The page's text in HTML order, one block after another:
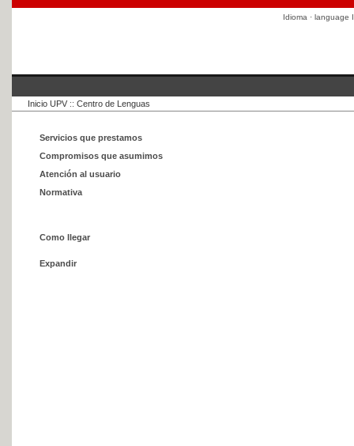
Idioma · language I
Inicio UPV :: Centro de Lenguas
Servicios que prestamos
Compromisos que asumimos
Atención al usuario
Normativa
Como llegar
Expandir